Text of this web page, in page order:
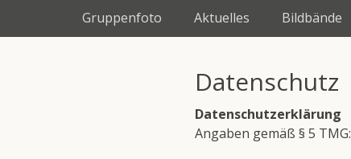
Erstes Menü
Zum
Inhalt:
Gruppenfoto Aktuelles Bildbände
Datenschutz
Datenschutzerklärung
Angaben gemäß § 5 TMG: